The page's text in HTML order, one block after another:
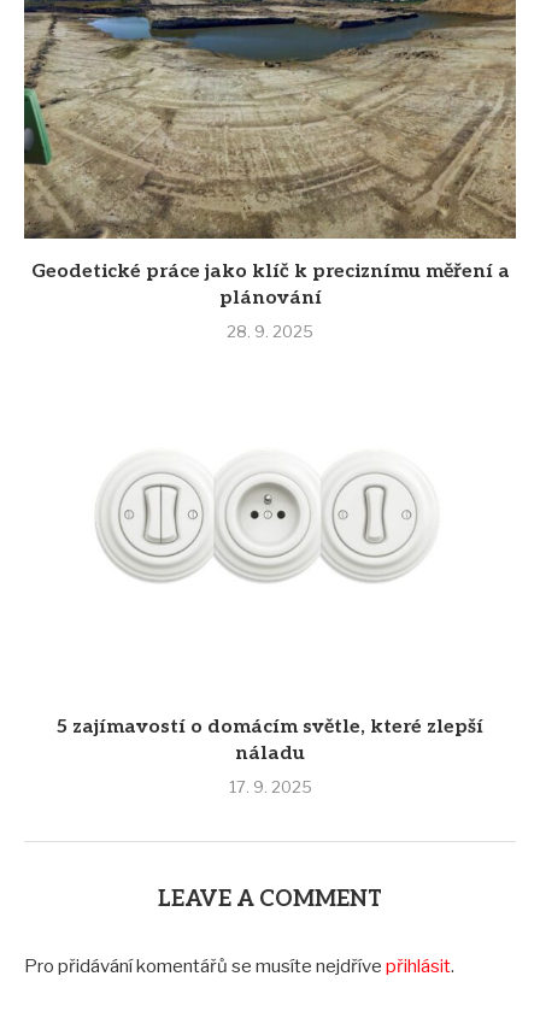
Geodetické práce jako klíč k preciznímu měření a
plánování
28. 9. 2025
5 zajímavostí o domácím světle, které zlepší
náladu
17. 9. 2025
LEAVE A COMMENT
Pro přidávání komentářů se musíte nejdříve přihlásit.